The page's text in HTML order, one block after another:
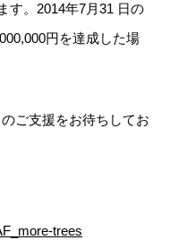
す。2014年7月31 日の
円を達成した場
ご支援をお待ちしてお
trees